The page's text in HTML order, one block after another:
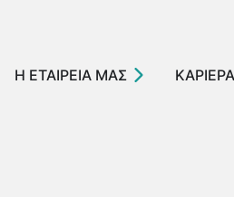
Η ΕΤΑΙΡΕΙΑ ΜΑΣ ΚΑΡΙΕΡΑ